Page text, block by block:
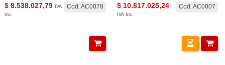
Cod. AC0078
$ 8.538.027,79
IVA
Inc.
Cod. AC0007
$ 10.817.025,24
IVA Inc.